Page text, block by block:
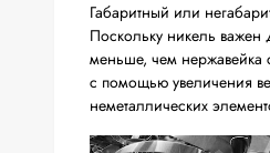
Габаритный или
Поскольку никель важен
меньше, чем нержавейка
с помощью увеличения
неметаллических